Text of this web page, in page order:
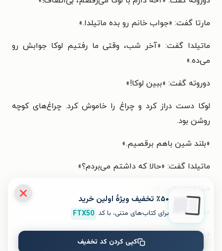
مارتا گفت: «جواب خانم رو بده ماتیلدا.»
ماتیلدا گفت: «آخر شب، وقتی ما رفتیم لوکا جوابش رو
می‌ده.»
دوروته گفت: «ببین لوکا!»
لوکا دست دراز کرد و چراغ را خاموش کرد. چراغ‌های کوچه
روشن بود.
«بلند شین باهم برقصیم.»
ماتیلدا گفت: «حالا که داشتم می‌بردم؟»
«خفه‌شو ماتیلدا!»
ماتیلدا گفت: «کی بود؟»
«من بودم.»
٪۵۰ تخفیف ویژۀ اولین خرید
برای کتاب‌های متنی، با کد FTX50
کپی کردن کد تخفیف